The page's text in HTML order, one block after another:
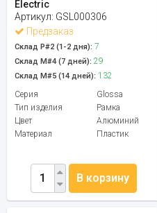
Electric
Артикул: GSL000306
Предзаказ
Склад Р#2 (1-2 дня): 7
Склад М#4 (7 дней): 29
Склад М#5 (14 дней): 132
Серия
Glossa
Тип изделия
Рамка
Цвет
Алюминий
Материал
Пластик
В корзину